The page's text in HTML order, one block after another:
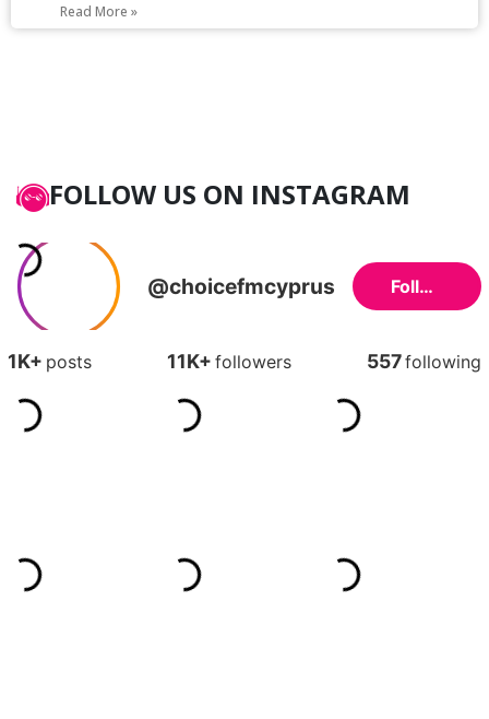
Read More »
FOLLOW US ON INSTAGRAM